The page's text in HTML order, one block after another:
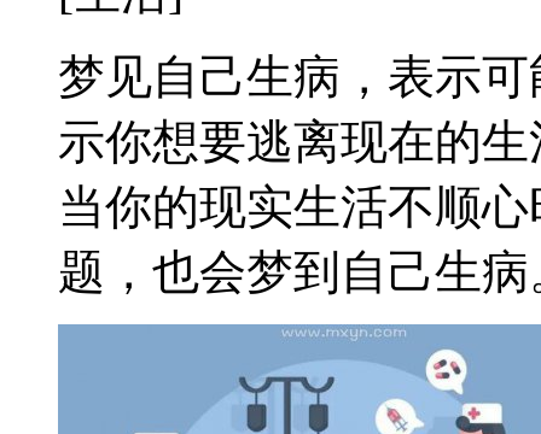
梦见自己生病，表示
示你想要逃离现在的
当你的现实生活不顺
题，也会梦到自己生